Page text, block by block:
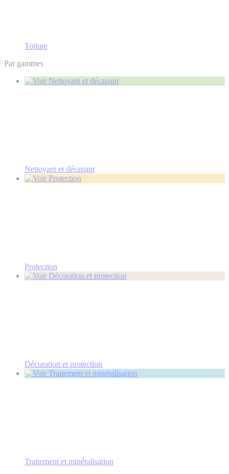
Toiture
Par gammes
Nettoyant et décapant
Protection
Décoration et protection
Traitement et minéralisation